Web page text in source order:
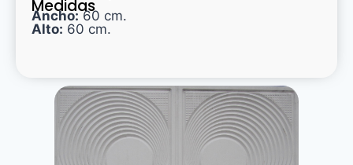
Medidas
Ancho:60 cm.
Alto: 60 cm.